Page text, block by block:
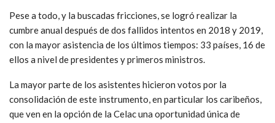
Pese a todo, y la buscadas fricciones, se logró realizar la
cumbre anual después de dos fallidos intentos en 2018 y 2019,
con la mayor asistencia de los últimos tiempos: 33 países, 16 de
ellos a nivel de presidentes y primeros ministros.
La mayor parte de los asistentes hicieron votos por la
consolidación de este instrumento, en particular los caribeños,
que ven en la opción de la Celac una oportunidad única de